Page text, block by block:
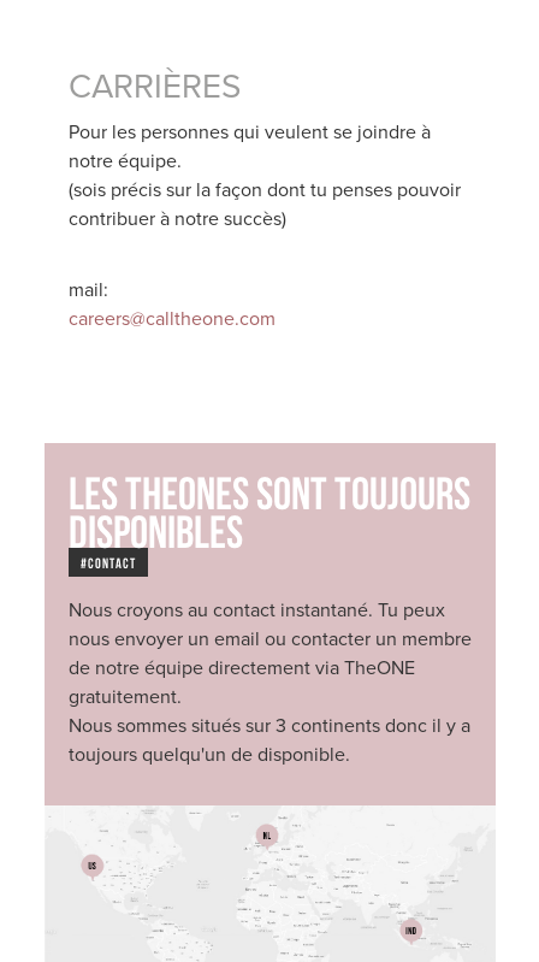
CARRIÈRES
Pour les personnes qui veulent se joindre à
notre équipe.
(sois précis sur la façon dont tu penses pouvoir
contribuer à notre succès)
mail:
careers@calltheone.com
Les TheONEs sont toujours
disponibles
#contact
Nous croyons au contact instantané. Tu peux
nous envoyer un email ou contacter un membre
de notre équipe directement via TheONE
gratuitement.
Nous sommes situés sur 3 continents donc il y a
toujours quelqu'un de disponible.